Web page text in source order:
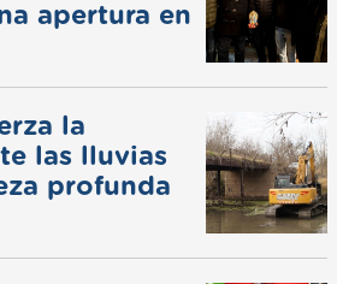
apertura en
la
las lluvias
profunda